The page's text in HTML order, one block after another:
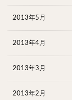
2013年5月
2013年4月
2013年3月
2013年2月